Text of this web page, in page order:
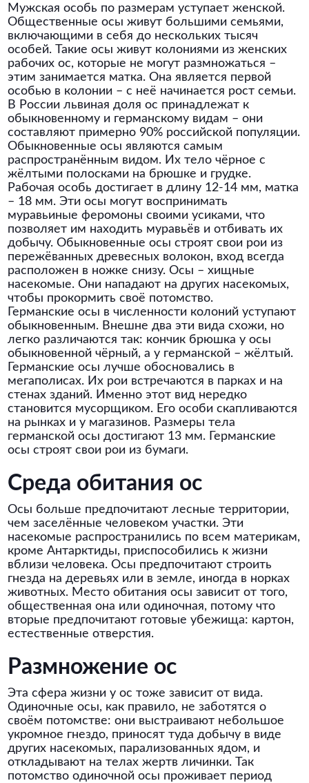
Мужская особь по размерам уступает женской.
Общественные осы живут большими семьями,
включающими в себя до нескольких тысяч
особей. Такие осы живут колониями из женских
рабочих ос, которые не могут размножаться –
этим занимается матка. Она является первой
особью в колонии – с неё начинается рост семьи.
В России львиная доля ос принадлежат к
обыкновенному и германскому видам – они
составляют примерно 90% российской популяции.
Обыкновенные осы являются самым
распространённым видом. Их тело чёрное с
жёлтыми полосками на брюшке и грудке.
Рабочая особь достигает в длину 12-14 мм, матка
– 18 мм. Эти осы могут воспринимать
муравьиные феромоны своими усиками, что
позволяет им находить муравьёв и отбивать их
добычу. Обыкновенные осы строят свои рои из
пережёванных древесных волокон, вход всегда
расположен в ножке снизу. Осы – хищные
насекомые. Они нападают на других насекомых,
чтобы прокормить своё потомство.
Германские осы в численности колоний уступают
обыкновенным. Внешне два эти вида схожи, но
легко различаются так: кончик брюшка у осы
обыкновенной чёрный, а у германской – жёлтый.
Германские осы лучше обосновались в
мегаполисах. Их рои встречаются в парках и на
стенах зданий. Именно этот вид нередко
становится мусорщиком. Его особи скапливаются
на рынках и у магазинов. Размеры тела
германской осы достигают 13 мм. Германские
осы строят свои рои из бумаги.
Среда обитания ос
Осы больше предпочитают лесные территории,
чем заселённые человеком участки. Эти
насекомые распространились по всем материкам,
кроме Антарктиды, приспособились к жизни
вблизи человека. Осы предпочитают строить
гнезда на деревьях или в земле, иногда в норках
животных. Место обитания осы зависит от того,
общественная она или одиночная, потому что
вторые предпочитают готовые убежища: картон,
естественные отверстия.
Размножение ос
Эта сфера жизни у ос тоже зависит от вида.
Одиночные осы, как правило, не заботятся о
своём потомстве: они выстраивают небольшое
укромное гнездо, приносят туда добычу в виде
других насекомых, парализованных ядом, и
откладывают на телах жертв личинки. Так
потомство одиночной осы проживает период